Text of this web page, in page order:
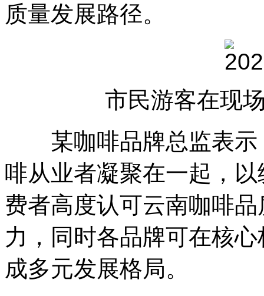
质量发展路径。
市民游客在现
某咖啡品牌总监表示
啡从业者凝聚在一起，
费者高度认可云南咖啡
力，同时各品牌可在核
成多元发展格局。